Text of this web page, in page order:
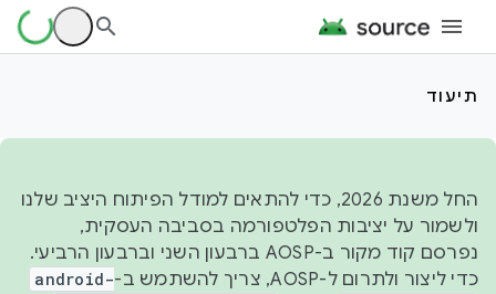
תיעוד
החל משנת 2026, כדי להתאים למודל הפיתוח היציב שלנו
ולשמור על יציבות הפלטפורמה בסביבה העסקית,
נפרסם קוד מקור ב-AOSP ברבעון השני וברבעון הרביעי.
כדי ליצור ולתרום ל-AOSP, צריך להשתמש ב-
android-